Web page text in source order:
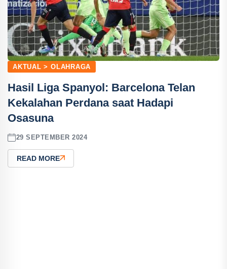
AKTUAL > OLAHRAGA
Hasil Liga Spanyol: Barcelona Telan
Kekalahan Perdana saat Hadapi
Osasuna
29 SEPTEMBER 2024
READ MORE